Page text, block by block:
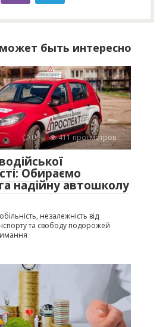
быть интересно
0 411 просмотров
Обираємо
надійну автошколу
незалежність від
та свободу подорожей